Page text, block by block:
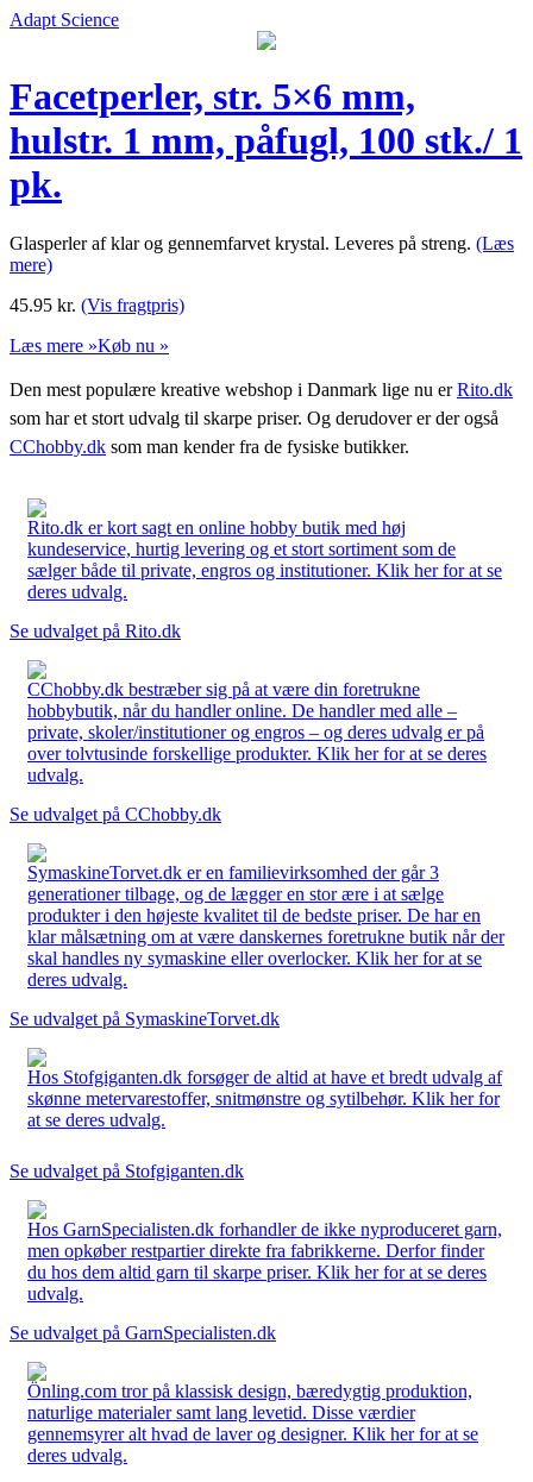
Adapt Science
Facetperler, str. 5×6 mm,
hulstr. 1 mm, påfugl, 100 stk./ 1
pk.
Glasperler af klar og gennemfarvet krystal. Leveres på streng. (Læs
mere)
45.95 kr. (Vis fragtpris)
Læs mere »Køb nu »
Den mest populære kreative webshop i Danmark lige nu erRito.dk
som har et stort udvalg til skarpe priser. Og derudover er der også
CChobby.dk som man kender fra de fysiske butikker.
Rito.dk er kort sagt en online hobby butik med høj
kundeservice, hurtig levering og et stort sortiment som de
sælger både til private, engros og institutioner. Klik her for at se
deres udvalg.
Se udvalget på Rito.dk
CChobby.dk bestræber sig på at være din foretrukne
hobbybutik, når du handler online. De handler med alle –
private, skoler/institutioner og engros – og deres udvalg er på
over tolvtusinde forskellige produkter. Klik her for at se deres
udvalg.
Se udvalget på CChobby.dk
SymaskineTorvet.dk er en familievirksomhed der går 3
generationer tilbage, og de lægger en stor ære i at sælge
produkter i den højeste kvalitet til de bedste priser. De har en
klar målsætning om at være danskernes foretrukne butik når der
skal handles ny symaskine eller overlocker. Klik her for at se
deres udvalg.
Se udvalget på SymaskineTorvet.dk
Hos Stofgiganten.dk forsøger de altid at have et bredt udvalg af
skønne metervarestoffer, snitmønstre og sytilbehør. Klik her for
at se deres udvalg.
Se udvalget på Stofgiganten.dk
Hos GarnSpecialisten.dk forhandler de ikke nyproduceret garn,
men opkøber restpartier direkte fra fabrikkerne. Derfor finder
du hos dem altid garn til skarpe priser. Klik her for at se deres
udvalg.
Se udvalget på GarnSpecialisten.dk
Önling.com tror på klassisk design, bæredygtig produktion,
naturlige materialer samt lang levetid. Disse værdier
gennemsyrer alt hvad de laver og designer. Klik her for at se
deres udvalg.